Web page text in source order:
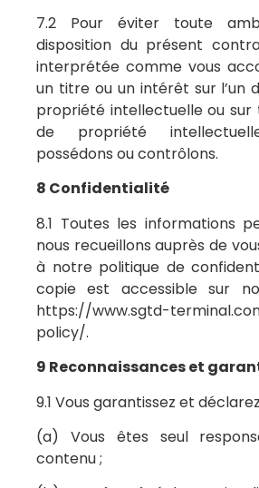
7.2 Pour éviter toute
disposition du présent
interprétée comme vous
un titre ou un intérêt sur l’un
propriété intellectuelle ou
de propriété
possédons ou contrôlons.
8 Confidentialité
8.1 Toutes les informations
nous recueillons auprès de
à notre politique de
copie est accessible sur
https://www.sgtd-
policy/.
9 Reconnaissances et
9.1 Vous garantissez et
(a) Vous êtes seul
contenu ;